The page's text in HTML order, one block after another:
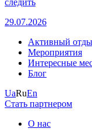
следить
29.07.2026
Активный
Мероприятия
Интересные
Блог
UaRuEn
Стать партнером
О нас